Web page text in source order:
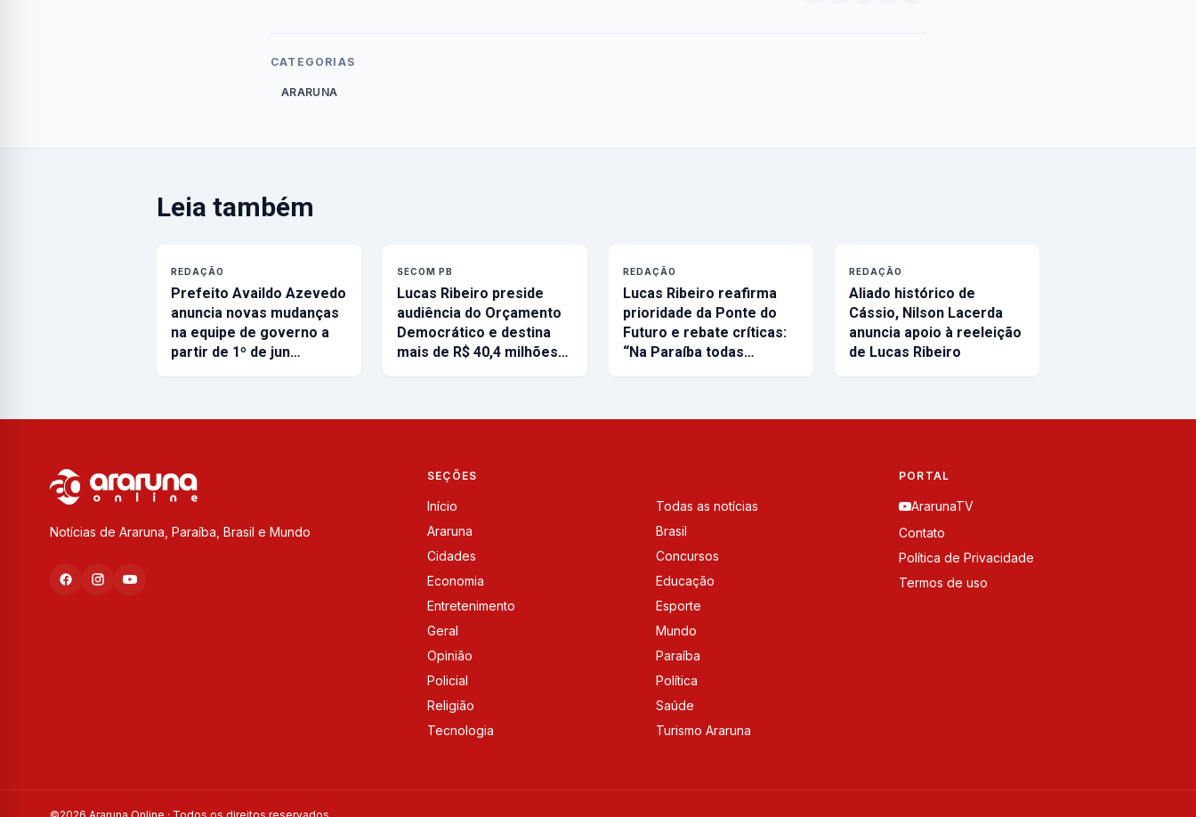
CATEGORIAS
ARARUNA
Leia também
REDAÇÃO
Prefeito Availdo Azevedo
anuncia novas mudanças
na equipe de governo a
partir de 1º de jun…
SECOM PB
Lucas Ribeiro preside
audiência do Orçamento
Democrático e destina
mais de R$ 40,4 milhões…
REDAÇÃO
Lucas Ribeiro reafirma
prioridade da Ponte do
Futuro e rebate críticas:
“Na Paraíba todas…
REDAÇÃO
Aliado histórico de
Cássio, Nilson Lacerda
anuncia apoio à reeleição
de Lucas Ribeiro
Notícias de Araruna, Paraíba, Brasil e Mundo
SEÇÕES
Início
Todas as notícias
Araruna
Brasil
Cidades
Concursos
Economia
Educação
Entretenimento
Esporte
Geral
Mundo
Opinião
Paraíba
Policial
Política
Religião
Saúde
Tecnologia
Turismo Araruna
PORTAL
ArarunaTV
Contato
Política de Privacidade
Termos de uso